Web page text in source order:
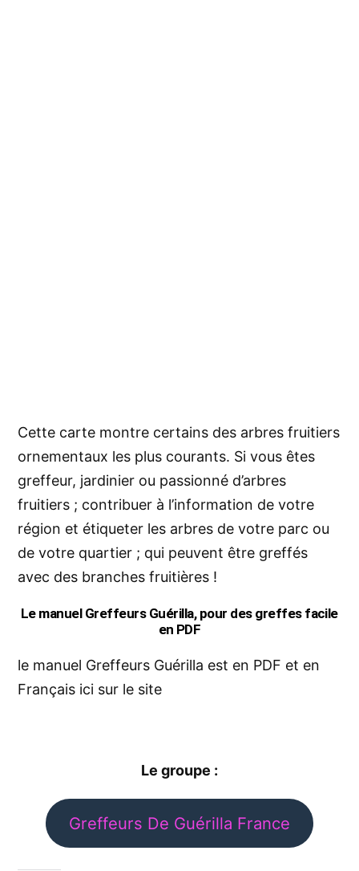
Cette carte montre certains des arbres fruitiers
ornementaux les plus courants. Si vous êtes
greffeur, jardinier ou passionné d’arbres
fruitiers ; contribuer à l’information de votre
région et étiqueter les arbres de votre parc ou
de votre quartier ; qui peuvent être greffés
avec des branches fruitières !
Le manuel Greffeurs Guérilla, pour des greffes facile
en PDF
le manuel Greffeurs Guérilla est en PDF et en
Français ici sur le site
Le groupe :
Greffeurs De Guérilla France